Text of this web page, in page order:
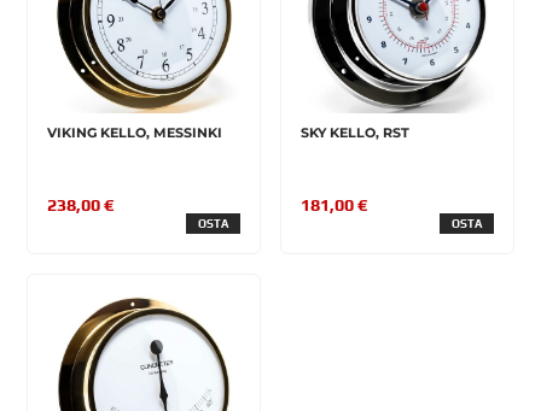
VIKING KELLO, MESSINKI
238,00 €
OSTA
SKY KELLO, RST
181,00 €
OSTA